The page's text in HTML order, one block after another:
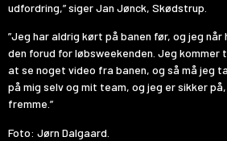
udfordring,” siger Jan Jønck, Skødstrup.
”Jeg har aldrig kørt på banen før, og jeg
den forud for løbsweekenden. Jeg kommer
at se noget video fra banen, og så må jeg
på mig selv og mit team, og jeg er sikker
fremme.”
Foto: Jørn Dalgaard.